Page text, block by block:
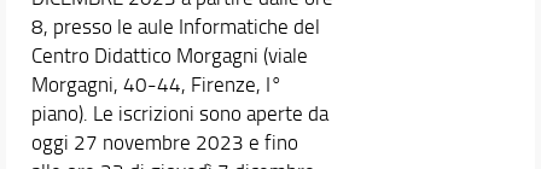
8, presso le aule Informatiche del
Centro Didattico Morgagni (viale
Morgagni, 40-44, Firenze, I°
piano). Le iscrizioni sono aperte da
oggi 27 novembre 2023 e fino